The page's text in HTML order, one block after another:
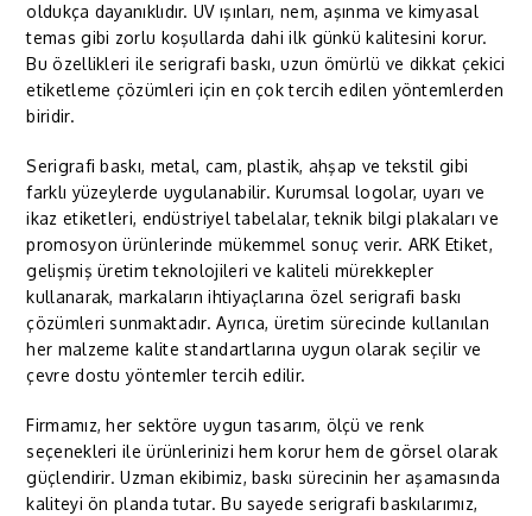
oldukça dayanıklıdır. UV ışınları, nem, aşınma ve kimyasal
temas gibi zorlu koşullarda dahi ilk günkü kalitesini korur.
Bu özellikleri ile serigrafi baskı, uzun ömürlü ve dikkat çekici
etiketleme çözümleri için en çok tercih edilen yöntemlerden
biridir.
Serigrafi baskı, metal, cam, plastik, ahşap ve tekstil gibi
farklı yüzeylerde uygulanabilir. Kurumsal logolar, uyarı ve
ikaz etiketleri, endüstriyel tabelalar, teknik bilgi plakaları ve
promosyon ürünlerinde mükemmel sonuç verir. ARK Etiket,
gelişmiş üretim teknolojileri ve kaliteli mürekkepler
kullanarak, markaların ihtiyaçlarına özel serigrafi baskı
çözümleri sunmaktadır. Ayrıca, üretim sürecinde kullanılan
her malzeme kalite standartlarına uygun olarak seçilir ve
çevre dostu yöntemler tercih edilir.
Firmamız, her sektöre uygun tasarım, ölçü ve renk
seçenekleri ile ürünlerinizi hem korur hem de görsel olarak
güçlendirir. Uzman ekibimiz, baskı sürecinin her aşamasında
kaliteyi ön planda tutar. Bu sayede serigrafi baskılarımız,